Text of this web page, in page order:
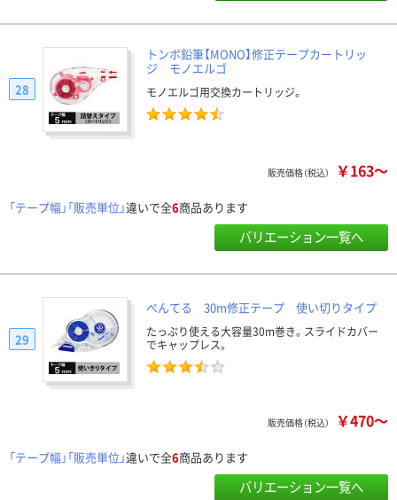
トンボ鉛筆【MONO】修正テープカートリッ
ジ モノエルゴ
モノエルゴ用交換カートリッジ。
28
販売価格（税込） ￥163～
「テープ幅」「販売単位」違いで全6商品あります
バリエーション一覧へ
ぺんてる 30m修正テープ 使い切りタイプ
たっぷり使える大容量30m巻き。スライドカバー
でキャップレス。
29
販売価格（税込） ￥470～
「テープ幅」「販売単位」違いで全6商品あります
バリエーション一覧へ